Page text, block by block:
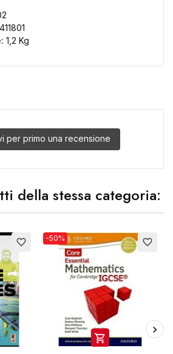
1,2 Kg
per primo una recensione
della stessa categoria:
favorite_border favorite_border
-50%
